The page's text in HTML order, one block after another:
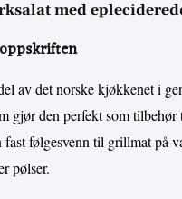
med
av det norske kjøkkenet i
gjør den perfekt som
følgesvenn til grillmat på
pølser.